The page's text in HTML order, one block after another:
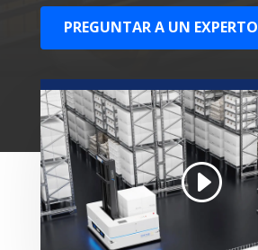
PREGUNTAR A UN EXPERTO